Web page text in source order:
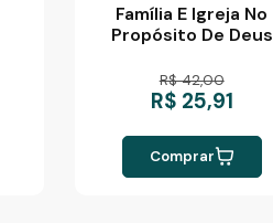
Família E Igreja No
Propósito De Deus
R$ 42,00
R$ 25,91
Comprar